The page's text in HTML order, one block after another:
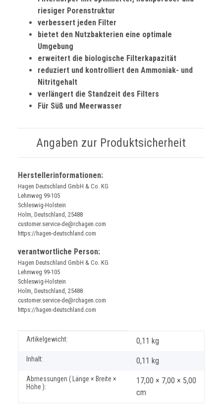
riesiger Porenstruktur
verbessert jeden Filter
bietet den Nutzbakterien eine optimale
Umgebung
erweitert die biologische Filterkapazität
reduziert und kontrolliert den Ammoniak- und
Nitritgehalt
verlängert die Standzeit des Filters
Für Süß und Meerwasser
Angaben zur Produktsicherheit
Herstellerinformationen:
Hagen Deutschland GmbH & Co. KG
Lehmweg 99-105
Schleswig-Holstein
Holm, Deutschland, 25488
customer.service-de@rchagen.com
https://hagen-deutschland.com
verantwortliche Person:
Hagen Deutschland GmbH & Co. KG
Lehmweg 99-105
Schleswig-Holstein
Holm, Deutschland, 25488
customer.service-de@rchagen.com
https://hagen-deutschland.com
Produkteigenschaft
Wert
Artikelgewicht: 0,11 kg
Inhalt: 0,11 kg
Abmessungen ( Länge × Breite ×
Höhe ):
17,00 × 7,00 × 5,00
cm